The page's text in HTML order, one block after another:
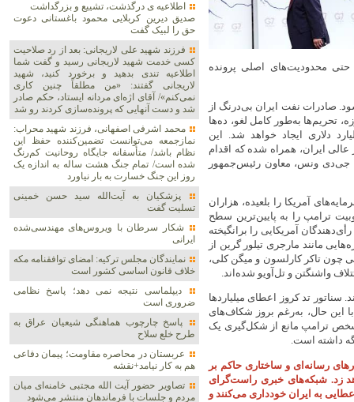
محدودیت‌های اصلی پرونده
صادرات نفت ایران بی‌درنگ از
شده و در صورت پیشرفت گفت‌وگوها در طول آتش‌بس ۶۰ روزه، تحریم‌ها به‌طور کامل لغو، ده‌ها
دارایی مسدودشده آزاد و یک صندوق بازسازی ۳۰۰ میلیارد دلاری ایجاد خواهد شد. این
ایران، همراه شده که اقدام
جی‌دی ونس، معاون رئیس‌جمهور
آمریکا را بلعیده، هزاران
ترامپ را به پایین‌ترین سطح
آمریکایی را برانگیخته
مانند مارجری تیلور گرین از
چون تاکر کارلسون و میگن کلی،
واشنگتن و تل‌آویو شده‌اند.
تد کروز اعطای میلیاردها
این حال، به‌رغم بروز شکاف‌های
به شخص ترامپ مانع از شکل‌گیری یک
داشته است.
رسانه‌ای و ساختاری حاکم بر
زد. شبکه‌های خبری راست‌گرای
به ایران خودداری می‌کنند و
اطلاعیه ی درگذشت، تشییع و بزرگداشت
صدیق دیرین کربلایی محمود باغستانی دعوت
حق را لبیک گفت
فرزند شهید علی لاریجانی: بعد از رد صلاحیت
کسی خدمت شهید لاریجانی رسید و گفت شما
اطلاعیه‌ تندی بدهید و برخورد کنید، شهید
لاریجانی گفتند: «من مطلقاً چنین کاری
نمی‌کنم»/ آقای اژه‌ای مردانه ایستاد، حکم صادر
شد و دست آنهایی که پرونده‌سازی کردند رو شد
محمد اشرفی اصفهانی، فرزند شهید محراب:
نمازجمعه می‌توانست تضمین‌کننده حفظ این
نظام باشد/ متأسفانه جایگاه روحانیت کم‌رنگ
شده است/ تمام جنگ هشت ساله به اندازه یک
روز این جنگ خسارت به بار نیاورد
پزشکیان به آیت‌الله سید حسن خمینی
تسلیت گفت
شکار سرطان با ویروس‌های مهندسی‌شده
ایرانی
نمایندگان مجلس ترکیه: امضای توافقنامه مکه
خلاف قانون اساسی کشور است
دیپلماسی نتیجه‌ نمی دهد؛ پاسخ نظامی
ضروری است
پاسخ چارچوب هماهنگی شیعیان عراق به
طرح خلع سلاح
عربستان در محاصره مقاومت؛ پیمان دفاعی
هم به کار نیامد+نقشه
تصاویر حضور آیت الله مجتبی خامنه‌ای میان
مردم و جلسات با فرماندهان منتشر می‌شود